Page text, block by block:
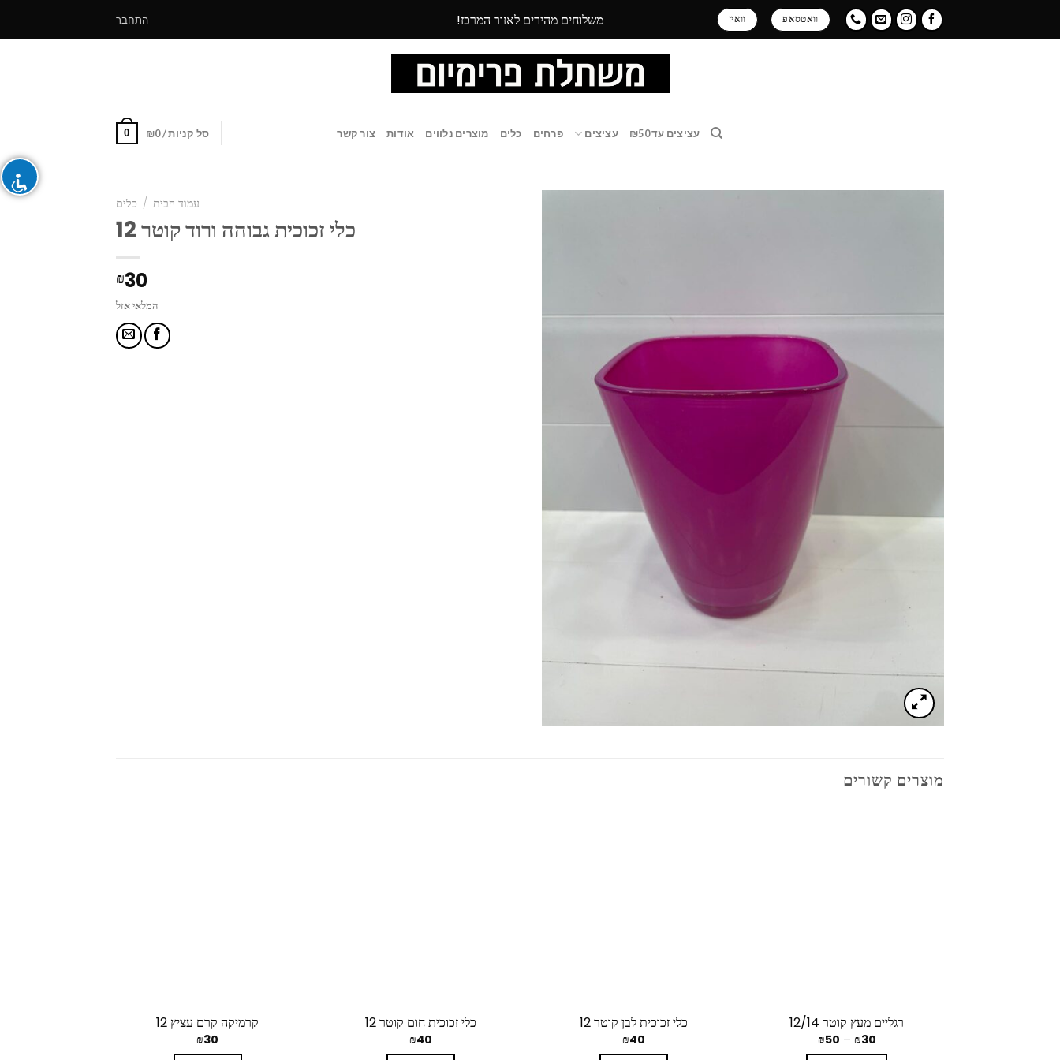
וואטסאפ וואיז משלוחים מהירים לאזור המרכז! התחבר
עציצים עד ₪50 עציצים פרחים כלים מוצרים נלווים אודות צור קשר סל קניות / ₪0
0
עמוד הבית / כלים
כלי זכוכית גבוהה ורוד קוטר 12
₪30
המלאי אזל
מוצרים קשורים
רגליים מעץ קוטר 12/14
₪30
–
₪50
כלי זכוכית לבן קוטר 12
₪40
כלי זכוכית חום קוטר 12
₪40
קרמיקה קרם עציץ 12
₪30